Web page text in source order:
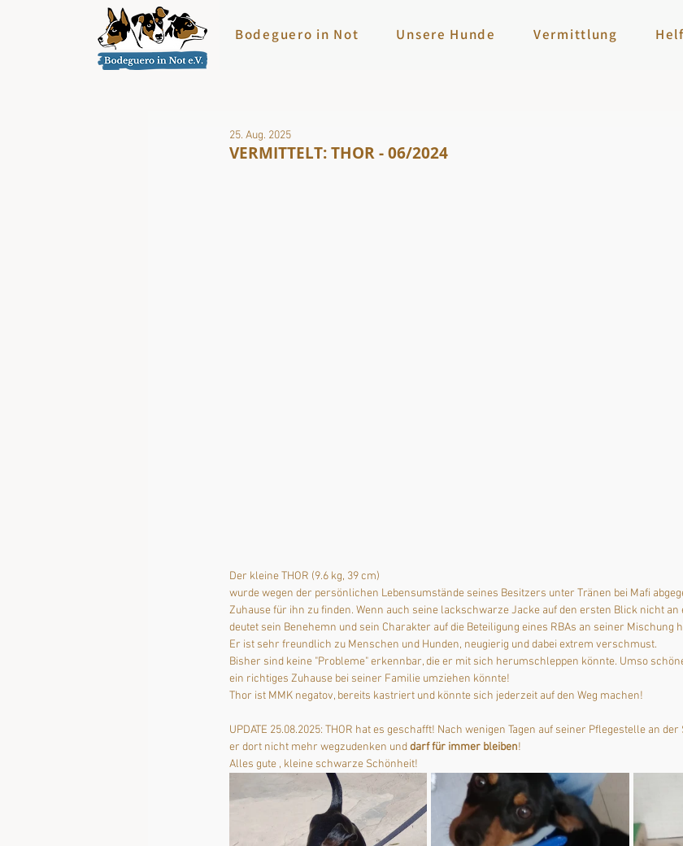
Bodeguero in Not Unsere Hunde Vermittlung
VERMITTELT: THOR - 06/2024
25. Aug. 2025
Der kleine THOR (9.6 kg, 39 cm)
wurde wegen der persönlichen Lebensumstände seines Besitzers unter Tränen bei Mafi
Zuhause für ihn zu finden. Wenn auch seine lackschwarze Jacke auf den ersten Blick nicht an
deutet sein Benehemn und sein Charakter auf die Beteiligung eines RBAs an seiner Mischung
Er ist sehr freundlich zu Menschen und Hunden, neugierig und dabei extrem verschmust.
Bisher sind keine "Probleme" erkennbar, die er mit sich herumschleppen könnte. Umso
ein richtiges Zuhause bei seiner Familie umziehen könnte!
Thor ist MMK negatov, bereits kastriert und könnte sich jederzeit auf den Weg machen!
UPDATE 25.08.2025: THOR hat es geschafft! Nach wenigen Tagen auf seiner Pflegestelle an
er dort nicht mehr wegzudenken und darf für immer bleiben!
Alles gute , kleine schwarze Schönheit!